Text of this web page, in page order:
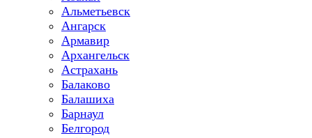
Альметьевск
Ангарск
Армавир
Архангельск
Астрахань
Балаково
Балашиха
Барнаул
Белгород